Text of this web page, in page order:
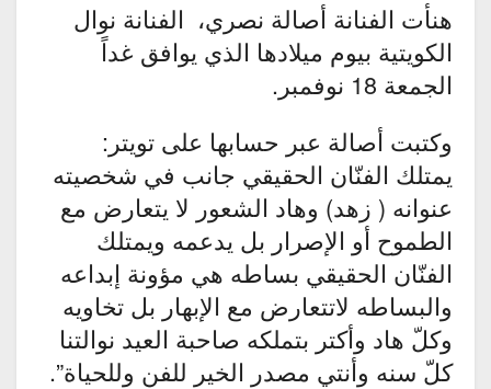
هنأت الفنانة أصالة نصري، الفنانة نوال
الكويتية بيوم ميلادها الذي يوافق غداً
الجمعة 18 نوفمبر.
وكتبت أصالة عبر حسابها على تويتر:
يمتلك الفنّان الحقيقي جانب في شخصيته
عنوانه ( زهد) وهاد الشعور لا يتعارض مع
الطموح أو الإصرار بل يدعمه ويمتلك
الفنّان الحقيقي بساطه هي مؤونة إبداعه
والبساطه لاتتعارض مع الإبهار بل تخاويه
وكلّ هاد وأكتر بتملكه صاحبة العيد نوالتنا
كلّ سنه وأنتي مصدر الخير للفن وللحياة”.